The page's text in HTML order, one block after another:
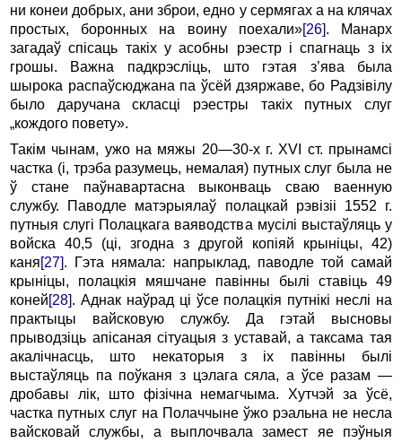
ни конеи добрых, ани зброи, едно у сермягах а на клячах
простых, боронных на воину поехали»[26]. Манарх
загадаў спісаць такіх у асобны рэестр і спагнаць з іх
грошы. Важна падкрэсліць, што гэтая з’ява была
шырока распаўсюджана па ўсёй дзяржаве, бо Радзівілу
было даручана скласці рэестры такіх путных слуг
„кождого повету».
Такім чынам, ужо на мяжы 20—30-х г. XVI ст. прынамсі
частка (і, трэба разумець, немалая) путных слуг была не
ў стане паўнавартасна выконваць сваю ваенную
службу. Паводле матэрыялаў полацкай рэвізіі 1552 г.
путныя слугі Полацкага ваяводства мусілі выстаўляць у
войска 40,5 (ці, згодна з другой копіяй крыніцы, 42)
каня[27]. Гэта нямала: напрыклад, паводле той самай
крыніцы, полацкія мяшчане павінны былі ставіць 49
коней[28]. Аднак наўрад ці ўсе полацкія путнікі неслі на
практыцы вайсковую службу. Да гэтай высновы
прыводзіць апісаная сітуацыя з уставай, а таксама тая
акалічнасць, што некаторыя з іх павінны былі
выстаўляць па поўканя з цэлага сяла, а ўсе разам —
дробавы лік, што фізічна немагчыма. Хутчэй за ўсё,
частка путных слуг на Полаччыне ўжо рэальна не несла
вайсковай службы, а выплочвала замест яе пэўныя